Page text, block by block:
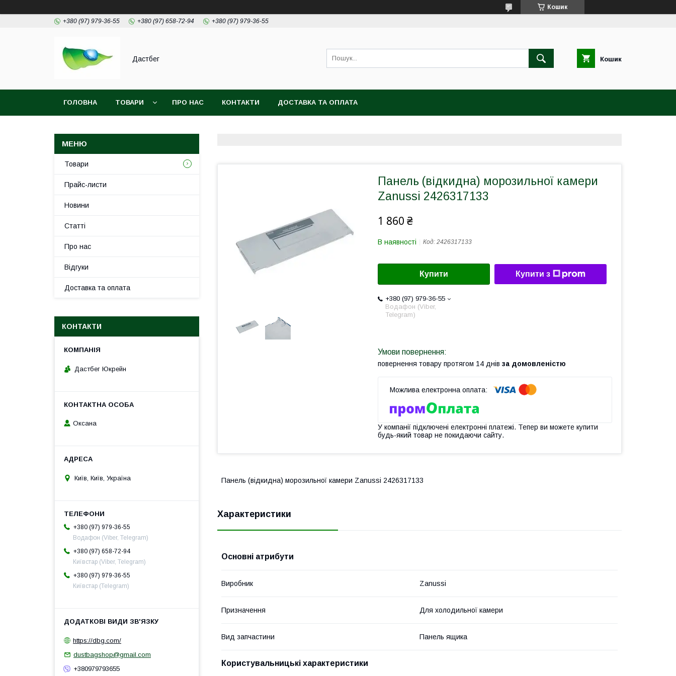
Кошик
+380 (97) 979-36-55 +380 (97) 658-72-94 +380 (97) 979-36-55
Дастбег Кошик
ГОЛОВНА ТОВАРИ ПРО НАС КОНТАКТИ ДОСТАВКА ТА ОПЛАТА
Панель (відкидна) морозильної камери
Zanussi 2426317133
1 860 ₴
В наявності Код: 2426317133
Купити Купити з
+380 (97) 979-36-55
Водафон (Viber,
Telegram)
повернення товару протягом 14 днів за домовленістю
У компанії підключені електронні платежі. Тепер ви можете купити
будь-який товар не покидаючи сайту.
Панель (відкидна) морозильної камери Zanussi 2426317133
Характеристики
Основні атрибути
Виробник Zanussi
Призначення Для холодильної камери
Вид запчастини Панель ящика
Користувальницькі характеристики
Товари
Прайс-листи
Новини
Статті
Про нас
Відгуки
Доставка та оплата
КОНТАКТИ
Дастбег Юкрейн
Оксана
Київ, Київ, Україна
+380 (97) 979-36-55
Водафон (Viber, Telegram)
+380 (97) 658-72-94
Київстар (Viber, Telegram)
+380 (97) 979-36-55
Київстар (Telegram)
https://dbg.com/
dustbagshop@gmail.com
+380979793655